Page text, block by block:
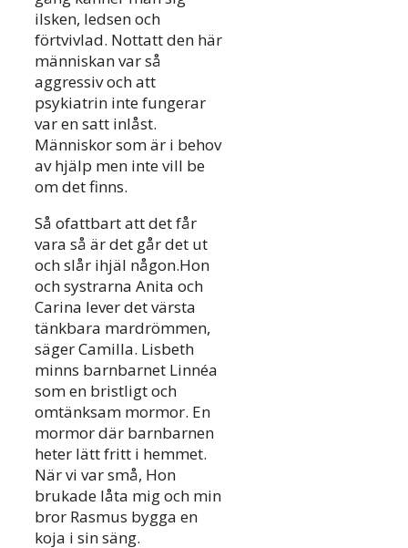
ilsken, ledsen och
förtvivlad. Nottatt den här
människan var så
aggressiv och att
psykiatrin inte fungerar
var en satt inlåst.
Människor som är i behov
av hjälp men inte vill be
om det finns.
Så ofattbart att det får
vara så är det går det ut
och slår ihjäl någon.Hon
och systrarna Anita och
Carina lever det värsta
tänkbara mardrömmen,
säger Camilla. Lisbeth
minns barnbarnet Linnéa
som en bristligt och
omtänksam mormor. En
mormor där barnbarnen
heter lätt fritt i hemmet.
När vi var små, Hon
brukade låta mig och min
bror Rasmus bygga en
koja i sin säng.